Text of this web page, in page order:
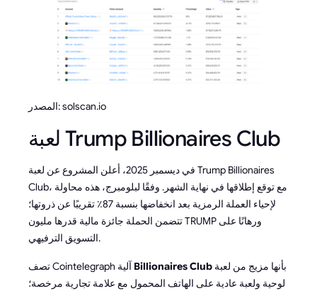
المصدر: solscan.io
لعبة Trump Billionaires Club
في ديسمبر 2025، أعلن المشروع عن لعبة Trump Billionaires
Club، مع توقع إطلاقها في نهاية الشهر. وفقًا لبلومبرج، هذه محاولة
لإحياء العملة الرمزية بعد انخفاضها بنسبة 87٪ تقريبًا عن ذروتها؛
تتضمن الحملة جائزة مالية قدرها مليون TRUMP ورهانًا على
التسويق الترفيهي.
Billionaires Club
لوحية ولعبة عادية على الهاتف المحمول مع علامة تجارية مرخصة؛